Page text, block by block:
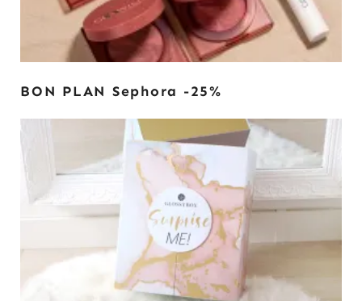
BON PLAN Sephora -25%